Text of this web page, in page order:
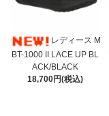
レディース M
BT-1000 II LACE UP BL
ACK/BLACK
18,700円(税込)